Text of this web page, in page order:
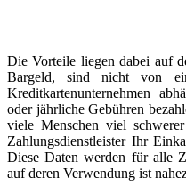
Die Vorteile liegen dabei auf
Bargeld, sind nicht von
Kreditkartenunternehmen
oder jährliche Gebühren
viele Menschen viel
Zahlungsdienstleister Ihr
Diese Daten werden für alle
auf deren Verwendung ist